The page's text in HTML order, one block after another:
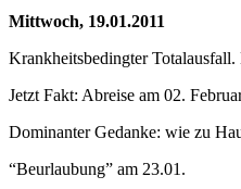
Mittwoch, 19.01.2011
Krankheitsbedingter
Jetzt Fakt: Abreise am 02.
Dominanter Gedanke: wie zu
“Beurlaubung” am 23.01.